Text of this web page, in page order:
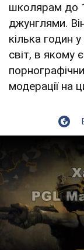
школярам до
джунглями.
кілька годин
світ, в якому
модерації на